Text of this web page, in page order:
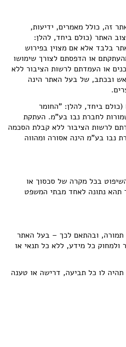
זה, כולל מאמרים, ידיעות,
האתר (כולם ביחד, להלן:
בלבד אלא אם מצוין בפירוש
או הדפסתם לצורך שימושו
או העמדתם לרשות הציבור ללא
ובכתב, של בעל האתר הינה
(כולם ביחד, להלן: "החומר
לחברת נבו בע"מ. העתקת
לרשות הציבור ללא קבלת הסכמה
נבו בע"מ הינה אסורה ומהווה
בכל מקרה של סכסוך או
נתונה לאחד מבתי המשפט
ובהתאם לכך – בעל האתר
ולמחוק כל מידע, ללא כל תנאי או
תהיה לו כל תביעה, דרישה או טענה